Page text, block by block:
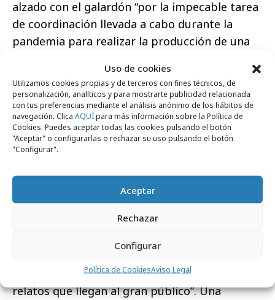
Uso de cookies
Utilizamos cookies propias y de terceros con fines técnicos, de
personalización, analíticos y para mostrarte publicidad relacionada
con tus preferencias mediante el análisis anónimo de los hábitos de
navegación. Clica AQUÍpara más información sobre la Política de
Cookies. Puedes aceptar todas las cookies pulsando el botón
"Aceptar" o configurarlas o rechazar su uso pulsando el botón
"Configurar".
Aceptar
Rechazar
Configurar
Política de CookiesAviso Legal
alzado con el galardón “por la impecable tarea
de coordinación llevada a cabo durante la
pandemia para realizar la producción de una
personajes distintos y más de trece idiomas
diferentes”. Una ficción de Podium Podcast
cuya producción estuvo a cargo de Jesús
Blanquiño, David Tomillo y Ana Alonso.
El galardón al mejor anfitrión es para Marion
periodista deportiva presenta los casos más
emblemáticos del juego sucio a este deporte
en Latinoamérica. El jurado le ha premiado
“por conseguir hacerse un hueco en el
cabo investigaciones que transforma en
relatos que llegan al gran público”. Una